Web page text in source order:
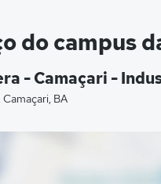
do campus
- Camaçari -
BA